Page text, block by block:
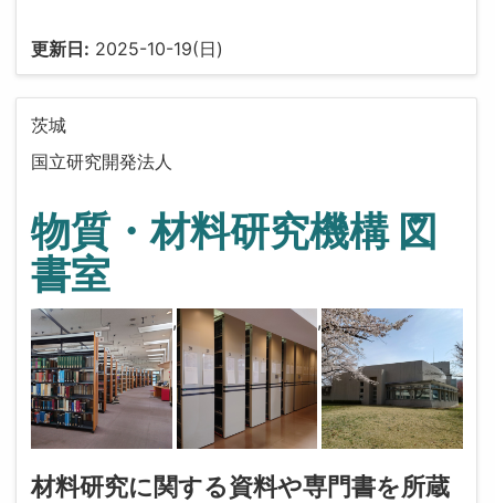
更新日: 2025-10-19(日)
茨城
国立研究開発法人
物質・材料研究機構 図
書室
, ,
材料研究に関する資料や専門書を所蔵